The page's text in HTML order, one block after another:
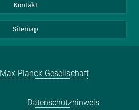
Kontakt
Sitemap
Max-Planck-Gesellschaft
Datenschutzhinweis